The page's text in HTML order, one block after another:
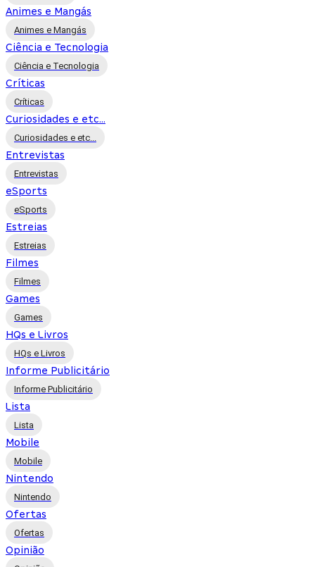
Animes e Mangás
Animes e Mangás
Ciência e Tecnologia
Ciência e Tecnologia
Críticas
Críticas
Curiosidades e etc...
Curiosidades e etc...
Entrevistas
Entrevistas
eSports
eSports
Estreias
Estreias
Filmes
Filmes
Games
Games
HQs e Livros
HQs e Livros
Informe Publicitário
Informe Publicitário
Lista
Lista
Mobile
Mobile
Nintendo
Nintendo
Ofertas
Ofertas
Opinião